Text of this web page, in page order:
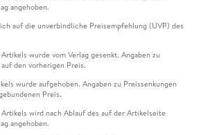
angehoben.
auf die unverbindliche Preisempfehlung (UVP) des
wurde vom Verlag gesenkt. Angaben zu
den vorherigen Preis.
wurde aufgehoben. Angaben zu Preissenkungen
Preis.
wird nach Ablauf des auf der Artikelseite
angehoben.